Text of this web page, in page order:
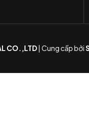
CO.,LTD| Cung cấp bởi